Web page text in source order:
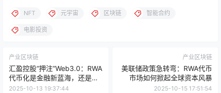
NFT 元宇宙 区块链 智能合约
电影投资
产业区块链
汇盈控股“押注”Web3.0：RWA
代币化是金融新蓝海，还是资
本游戏？
2025-10-13 19:37:44
产业区块链
美联储政策急转弯：RWA代币
市场如何掀起全球资本风暴
2025-10-15 17:51:54